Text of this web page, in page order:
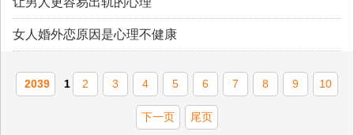
女人婚外恋原因是心理不健康
2039 1 2 3 4 5 6 7 8 9 10
下一页 尾页